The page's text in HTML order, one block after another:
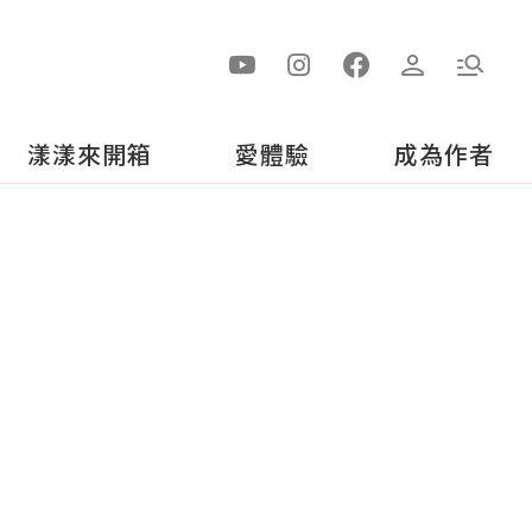
漾漾來開箱 愛體驗 成為作者